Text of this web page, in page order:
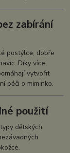
zabírání
postýlce, dobře
Díky více
vytvořit
péči o miminko.
použití
dětských